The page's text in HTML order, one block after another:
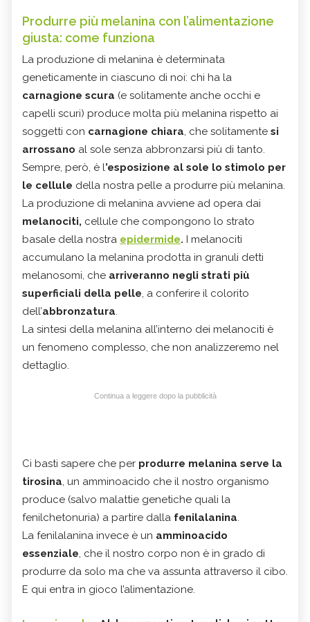
Produrre più melanina con l’alimentazione
giusta: come funziona
La produzione di melanina è determinata
geneticamente in ciascuno di noi: chi ha la
carnagione scura (e solitamente anche occhi e
capelli scuri) produce molta più melanina rispetto ai
soggetti con carnagione chiara, che solitamente si
arrossano al sole senza abbronzarsi più di tanto.
Sempre, però, è l’esposizione al sole lo stimolo per
le cellule della nostra pelle a produrre più melanina.
La produzione di melanina avviene ad opera dai
melanociti, cellule che compongono lo strato
basale della nostra epidermide. I melanociti
accumulano la melanina prodotta in granuli detti
melanosomi, che arriveranno negli strati più
superficiali della pelle, a conferire il colorito
dell’abbronzatura.
La sintesi della melanina all’interno dei melanociti è
un fenomeno complesso, che non analizzeremo nel
dettaglio.
Continua a leggere dopo la pubblicità
Ci basti sapere che per produrre melanina serve la
tirosina, un amminoacido che il nostro organismo
produce (salvo malattie genetiche quali la
fenilchetonuria) a partire dalla fenilalanina.
La fenilalanina invece è un amminoacido
essenziale, che il nostro corpo non è in grado di
produrre da solo ma che va assunta attraverso il cibo.
E qui entra in gioco l’alimentazione.